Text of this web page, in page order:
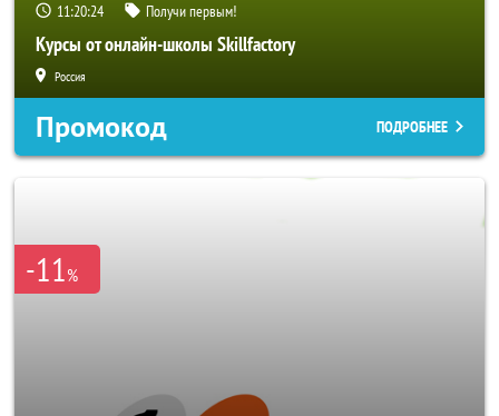
11:20:22 Получи первым!
Курсы от онлайн-школы Skillfactory
Россия
Промокод ПОДРОБНЕЕ
-11%